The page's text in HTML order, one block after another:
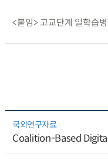
<붙임> 고교단계 일학습
국외연구자료
Coalition-Based